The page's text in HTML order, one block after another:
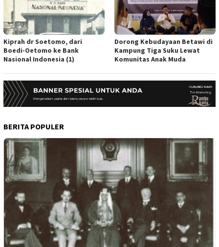
Kiprah dr Soetomo, dari
Boedi-Oetomo ke Bank
Nasional Indonesia (1)
Dorong Kebudayaan Betawi di
Kampung Tiga Suku Lewat
Komunitas Anak Muda
BERITA POPULER